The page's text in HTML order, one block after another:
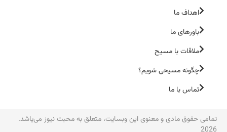
اهداف ما
باورهای ما
ملاقات با مسیح
چگونه مسیحی شویم؟
تماس با ما
تمامی حقوق مادی و معنوی این وبسایت، متعلق به محبت نیوز می‌یاشد.